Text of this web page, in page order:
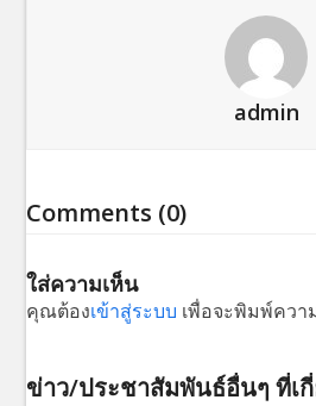
admin
Comments (0)
ใส่ความเห็น
คุณต้องเข้าสู่ระบบ เพื่อจะพิมพ์ควา
ข่าว/ประชาสัมพันธ์อื่นๆ ที่เ